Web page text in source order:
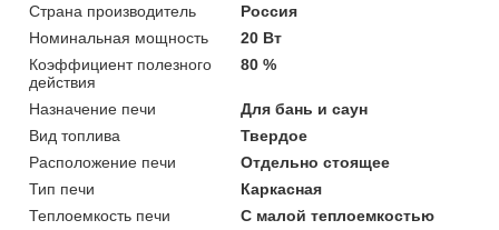
Страна производитель
Россия
Номинальная мощность
20 Вт
Коэффициент полезного
действия
80 %
Назначение печи
Для бань и саун
Вид топлива
Твердое
Расположение печи
Отдельно стоящее
Тип печи
Каркасная
Теплоемкость печи
С малой теплоемкостью